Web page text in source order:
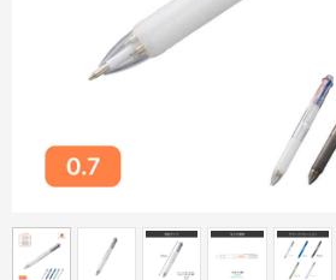
ターゲットから探す
イベントから探す
印刷色から探す